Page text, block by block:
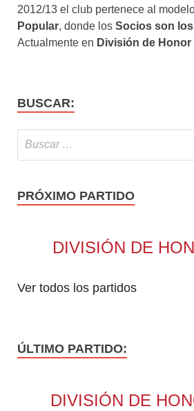
2012/13 el club pertenece al
Popular, donde los Socios son
Actualmente en División de Honor
BUSCAR:
PRÓXIMO PARTIDO
DIVISIÓN DE
Ver todos los partidos
ÚLTIMO PARTIDO:
DIVISIÓN DE